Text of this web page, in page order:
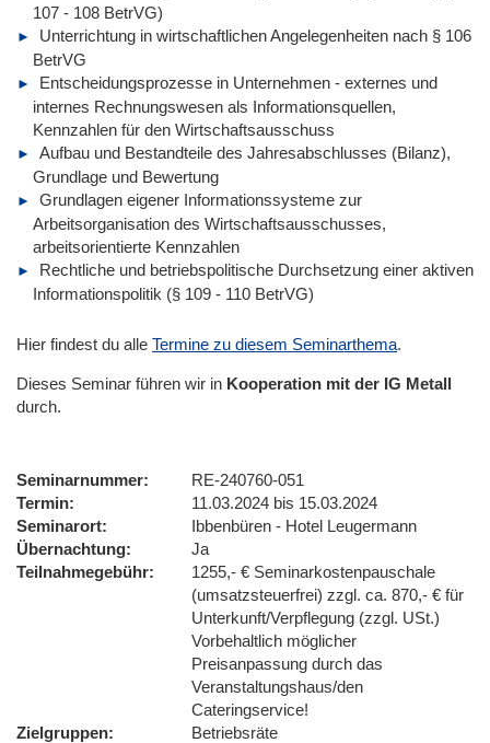
107 - 108 BetrVG)
Unterrichtung in wirtschaftlichen Angelegenheiten nach § 106
BetrVG
Entscheidungsprozesse in Unternehmen - externes und
internes Rechnungswesen als Informationsquellen,
Kennzahlen für den Wirtschaftsausschuss
Aufbau und Bestandteile des Jahresabschlusses (Bilanz),
Grundlage und Bewertung
Grundlagen eigener Informationssysteme zur
Arbeitsorganisation des Wirtschaftsausschusses,
arbeitsorientierte Kennzahlen
Rechtliche und betriebspolitische Durchsetzung einer aktiven
Informationspolitik (§ 109 - 110 BetrVG)
Hier findest du alle Termine zu diesem Seminarthema.
Dieses Seminar führen wir in Kooperation mit der IG Metall
durch.
Seminarnummer
RE-240760-051
Termin
11.03.2024 bis 15.03.2024
Seminarort
Ibbenbüren - Hotel Leugermann
Übernachtung
Ja
Teilnahmegebühr
1255,- € Seminarkostenpauschale
(umsatzsteuerfrei) zzgl. ca. 870,- € für
Unterkunft/Verpflegung (zzgl. USt.)
Vorbehaltlich möglicher
Preisanpassung durch das
Veranstaltungshaus/den
Cateringservice!
Zielgruppen
Betriebsräte